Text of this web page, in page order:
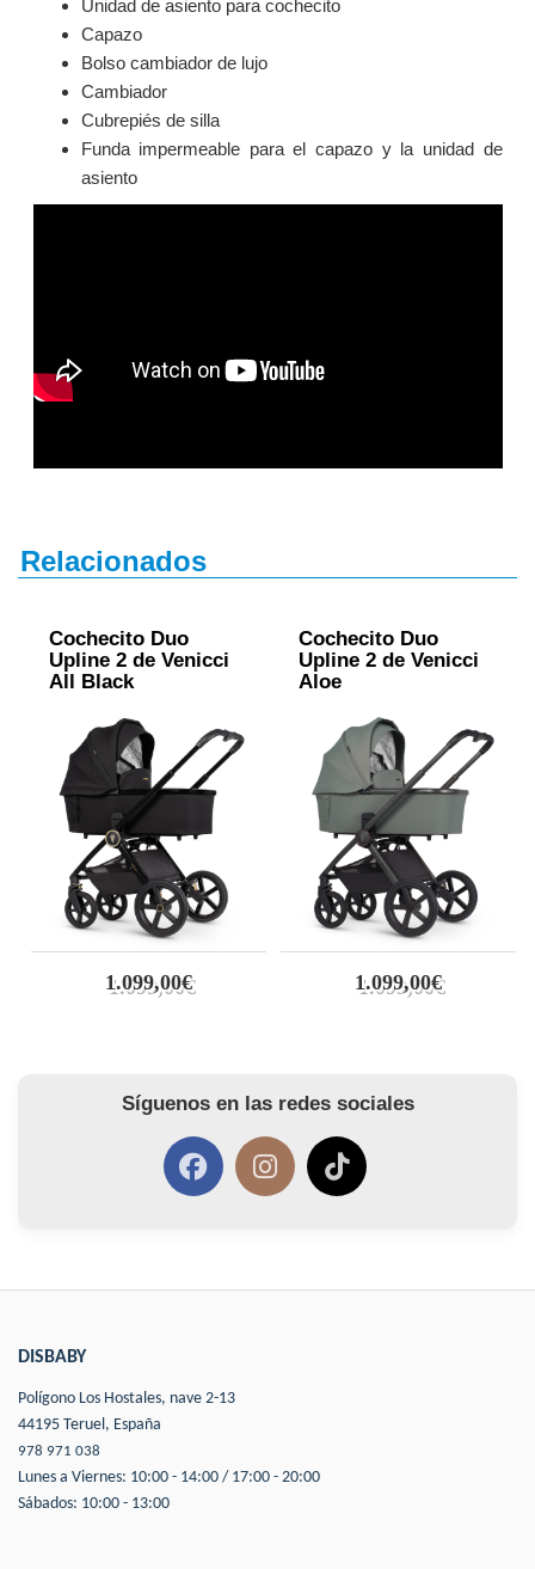
Unidad de asiento para cochecito
Capazo
Bolso cambiador de lujo
Cambiador
Cubrepiés de silla
Funda impermeable para el capazo y la unidad de
asiento
Relacionados
Cochecito Duo
Upline 2 de Venicci
All Black
1.099,00€
Cochecito Duo
Upline 2 de Venicci
Aloe
1.099,00€
Síguenos en las redes sociales
DISBABY
Polígono Los Hostales, nave 2-13
44195 Teruel, España
978 971 038
Lunes a Viernes: 10:00 - 14:00 / 17:00 - 20:00
Sábados: 10:00 - 13:00